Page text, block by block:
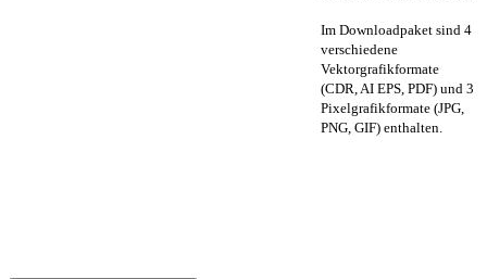
Im Downloadpaket sind 4
verschiedene
Vektorgrafikformate
(CDR, AI EPS, PDF) und 3
Pixelgrafikformate (JPG,
PNG, GIF) enthalten.